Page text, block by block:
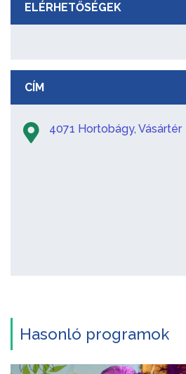
ELÉRHETŐSÉGEK
CÍM
4071 Hortobágy, Vásártér
Hasonló programok